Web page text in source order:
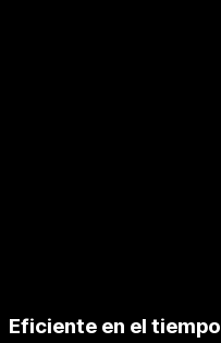
Eficiente en el tiempo